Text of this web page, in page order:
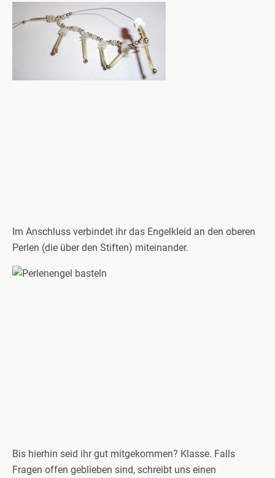
Im Anschluss verbindet ihr das Engelkleid an den oberen
Perlen (die über den Stiften) miteinander.
Bis hierhin seid ihr gut mitgekommen? Klasse. Falls
Fragen offen geblieben sind, schreibt uns einen